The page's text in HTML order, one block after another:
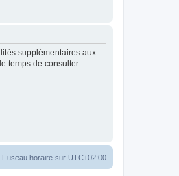
supplémentaires aux
temps de consulter
Fuseau horaire sur UTC+02:00